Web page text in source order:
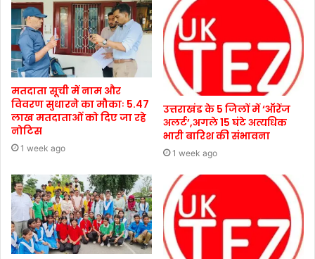
मतदाता सूची में नाम और
विवरण सुधारने का मौकाः 5.47
लाख मतदाताओं को दिए जा रहे
नोटिस
1 week ago
उत्तराखंड के 5 जिलों में ‘ऑरेंज
अलर्ट’,अगले 15 घंटे अत्यधिक
भारी बारिश की संभावना
1 week ago